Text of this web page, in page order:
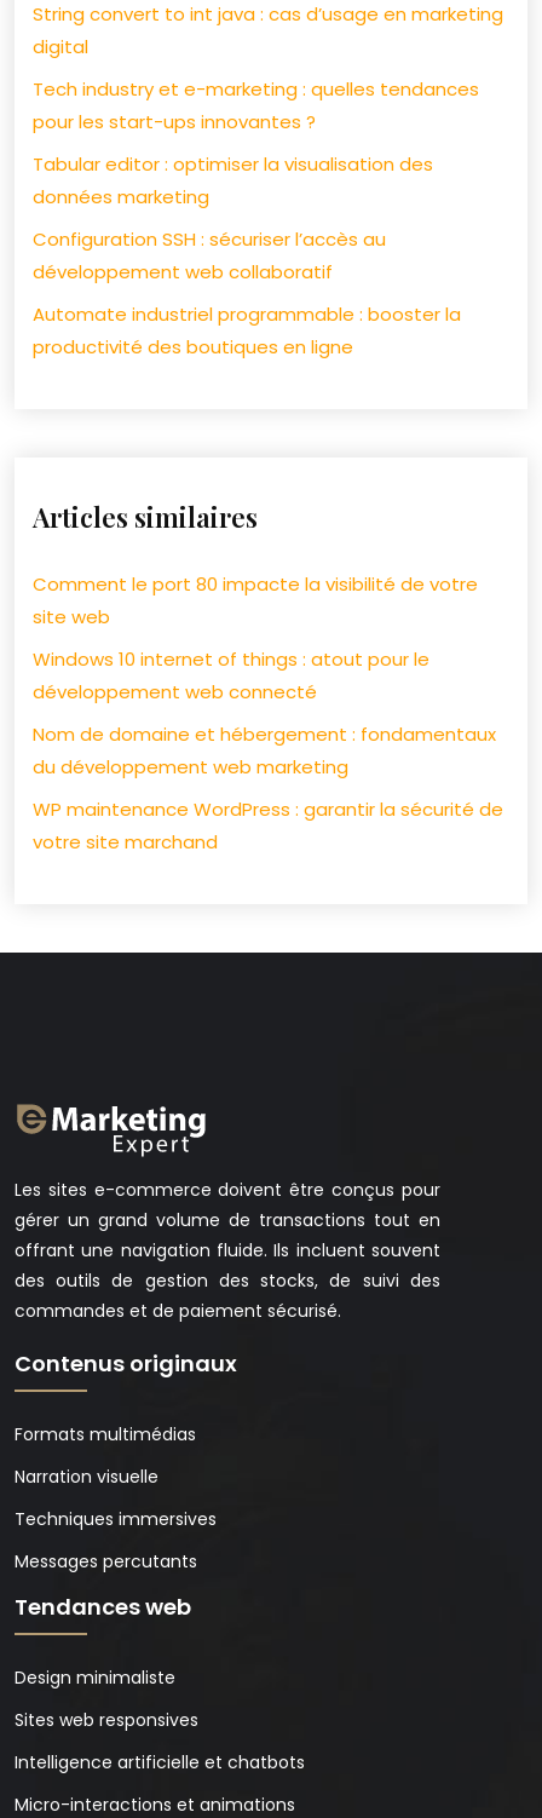
String convert to int java : cas d’usage en marketing
digital
Tech industry et e-marketing : quelles tendances
pour les start-ups innovantes ?
Tabular editor : optimiser la visualisation des
données marketing
Configuration SSH : sécuriser l’accès au
développement web collaboratif
Automate industriel programmable : booster la
productivité des boutiques en ligne
Articles similaires
Comment le port 80 impacte la visibilité de votre
site web
Windows 10 internet of things : atout pour le
développement web connecté
Nom de domaine et hébergement : fondamentaux
du développement web marketing
WP maintenance WordPress : garantir la sécurité de
votre site marchand
Les sites e-commerce doivent être conçus pour
gérer un grand volume de transactions tout en
offrant une navigation fluide. Ils incluent souvent
des outils de gestion des stocks, de suivi des
commandes et de paiement sécurisé.
Contenus originaux
Formats multimédias
Narration visuelle
Techniques immersives
Messages percutants
Tendances web
Design minimaliste
Sites web responsives
Intelligence artificielle et chatbots
Micro-interactions et animations